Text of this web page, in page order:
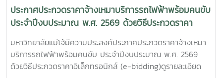
ประกาศประกวดราคาจ้างเหมาบริการรถไฟฟ้าพร้อมคนขับ
ประจำปีงบประมาณ พ.ศ. 2569 ด้วยวิธีประกวดราคา
อิเล็กทรอนิกส์ (e-bidding)
มหาวิทยาลัยแม่โจ้มีความประสงค์ประกาศประกวดราคาจ้างเหมา
บริการรถไฟฟ้าพร้อมคนขับ ประจำปีงบประมาณ พ.ศ. 2569
ด้วยวิธีประกวดราคาอิเล็กทรอนิกส์ (e-bidding)ดูรายละเอียด